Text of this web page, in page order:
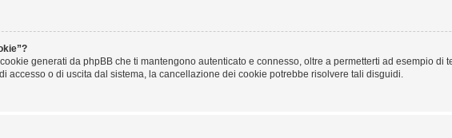
generati da phpBB che ti mantengono autenticato e connesso, oltre a permetterti ad esempio di
accesso o di uscita dal sistema, la cancellazione dei cookie potrebbe risolvere tali disguidi.